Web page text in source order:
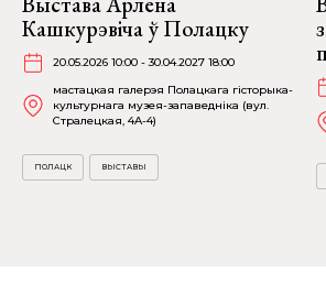
Кашкурэвіча ў Полацку
20.05.2026 10:00 - 30.04.2027 18:00
мастацкая галерэя Полацкага гісторыка-
культурнага музея-запаведніка (вул.
Стралецкая, 4A-4)
ПОЛАЦК ВЫСТАВЫ